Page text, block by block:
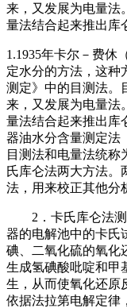
来，又发展为电量法
量法结合起来推出库
1.1935年卡尔－费休
定水分的方法，这种
测定》中的目测法。
来，又发展为电量法
量法结合起来推出库
器油水分含量测定法
目测法和电量法统称
氏库仑法两大方法。
法，用来校正其他分
2．卡氏库仑法测
器的电解池中的卡氏
碘、二氧化硫的氧化
生成氢碘酸吡啶和甲
生，从而使氧化还原
依据法拉第电解定律